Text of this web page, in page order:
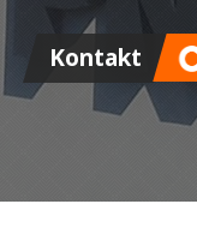
Kontakt